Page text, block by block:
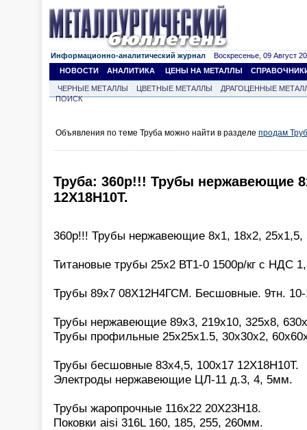
Информационно-аналитический журнал Воскресенье, 09 Август
НОВОСТИ
АНАЛИТИКА ЦЕНЫ НА МЕТАЛЛЫ
ЧЕРНЫЕ МЕТАЛЛЫ ЦВЕТНЫЕ МЕТАЛЛЫ
ДРАГОЦЕННЫЕ
ПОИСК
Объявления по теме Труба можно найти в разделе продам
Труба: 360р!!! Трубы нержавеющие
12Х18Н10Т.
360р!!! Трубы нержавеющие 8х1, 18х2, 25х1,5,
Титановые трубы 25х2 ВТ1-0 1500р/кг с НДС
Трубы 89х7 08Х12Н4ГСМ. Бесшовные. 9тн. 10-
Трубы нержавеющие 89х3, 219х10, 325х8,
Трубы профильные 25х25х1.5, 30х30х2,
Трубы бесшовные 83х4,5, 100х17 12Х18Н10Т.
Электроды нержавеющие ЦЛ-11 д.3, 4, 5мм.
Трубы жаропрочные 116х22 20Х23Н18.
Поковки aisi 316L 160, 185, 255, 260мм.